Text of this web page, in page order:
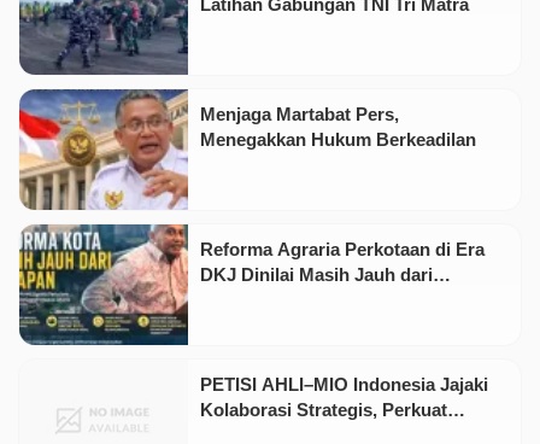
Menjaga Martabat Pers,
Menegakkan Hukum Berkeadilan
Reforma Agraria Perkotaan di Era
DKJ Dinilai Masih Jauh dari
PETISI AHLI–MIO Indonesia Jajaki
Kolaborasi Strategis, Perkuat